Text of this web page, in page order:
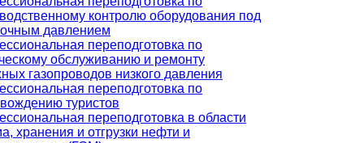
контролю оборудования под
давлением
переподготовка по
обслуживанию и ремонту
газопроводов низкого давления
переподготовка по
туристов
переподготовка в области
хранения и отгрузки нефти и